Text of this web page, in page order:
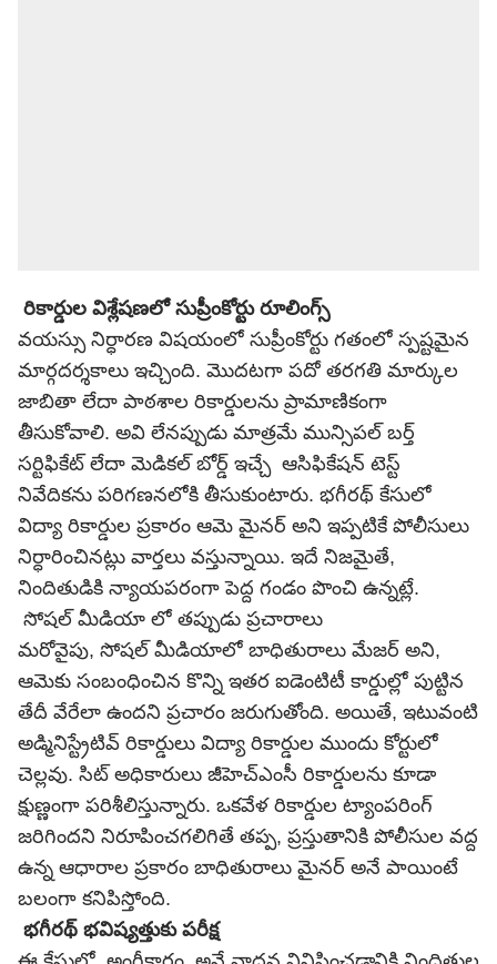
రికార్డుల విశ్లేషణలో సుప్రీంకోర్టు రూలింగ్స్
వయస్సు నిర్ధారణ విషయంలో సుప్రీంకోర్టు గతంలో స్పష్టమైన
మార్గదర్శకాలు ఇచ్చింది. మొదటగా పదో తరగతి మార్కుల
జాబితా లేదా పాఠశాల రికార్డులను ప్రామాణికంగా
తీసుకోవాలి. అవి లేనప్పుడు మాత్రమే మున్సిపల్ బర్త్
సర్టిఫికేట్ లేదా మెడికల్ బోర్డ్ ఇచ్చే ఆసిఫికేషన్ టెస్ట్
నివేదికను పరిగణనలోకి తీసుకుంటారు. భగీరథ్ కేసులో
విద్యా రికార్డుల ప్రకారం ఆమె మైనర్ అని ఇప్పటికే పోలీసులు
నిర్ధారించినట్లు వార్తలు వస్తున్నాయి. ఇదే నిజమైతే,
నిందితుడికి న్యాయపరంగా పెద్ద గండం పొంచి ఉన్నట్లే.
సోషల్ మీడియా లో తప్పుడు ప్రచారాలు
మరోవైపు, సోషల్ మీడియాలో బాధితురాలు మేజర్ అని,
ఆమెకు సంబంధించిన కొన్ని ఇతర ఐడెంటిటీ కార్డుల్లో పుట్టిన
తేదీ వేరేలా ఉందని ప్రచారం జరుగుతోంది. అయితే, ఇటువంటి
అడ్మినిస్ట్రేటివ్ రికార్డులు విద్యా రికార్డుల ముందు కోర్టులో
చెల్లవు. సిట్ అధికారులు జీహెచ్ఎంసీ రికార్డులను కూడా
క్షుణ్ణంగా పరిశీలిస్తున్నారు. ఒకవేళ రికార్డుల ట్యాంపరింగ్
జరిగిందని నిరూపించగలిగితే తప్ప, ప్రస్తుతానికి పోలీసుల వద్ద
ఉన్న ఆధారాల ప్రకారం బాధితురాలు మైనర్ అనే పాయింటే
బలంగా కనిపిస్తోంది.
భగీరథ్ భవిష్యత్తుకు పరీక్ష